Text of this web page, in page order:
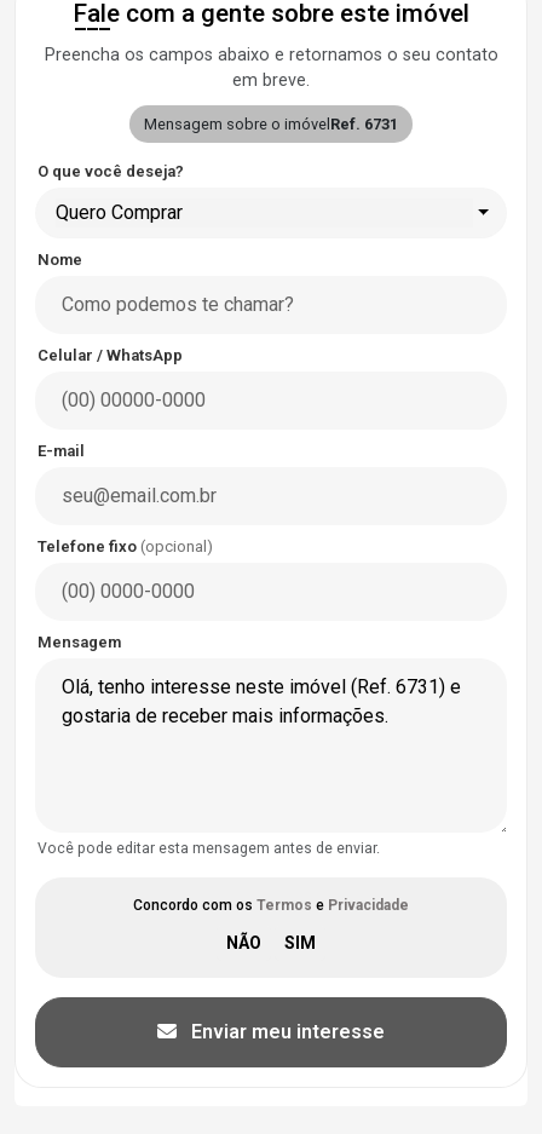
Fale com a gente sobre este imóvel
Preencha os campos abaixo e retornamos o seu contato
em breve.
Mensagem sobre o imóvel Ref. 6731
O que você deseja?
Quero Comprar
Nome
Celular / WhatsApp
E-mail
Telefone fixo (opcional)
Mensagem
Você pode editar esta mensagem antes de enviar.
Concordo com os Termos e Privacidade
Enviar meu interesse